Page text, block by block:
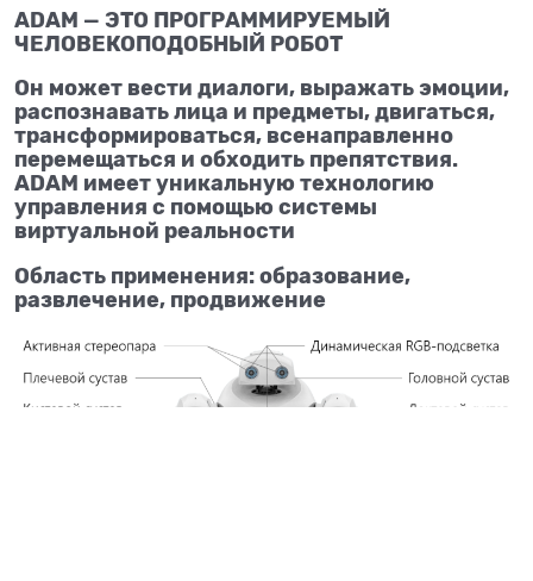
ADAM — ЭТО ПРОГРАММИРУЕМЫЙ
ЧЕЛОВЕКОПОДОБНЫЙ РОБОТ
Он может вести диалоги, выражать эмоции,
распознавать лица и предметы, двигаться,
трансформироваться, всенаправленно
перемещаться и обходить препятствия.
ADAM имеет уникальную технологию
управления с помощью системы
виртуальной реальности
Область применения: образование,
развлечение, продвижение